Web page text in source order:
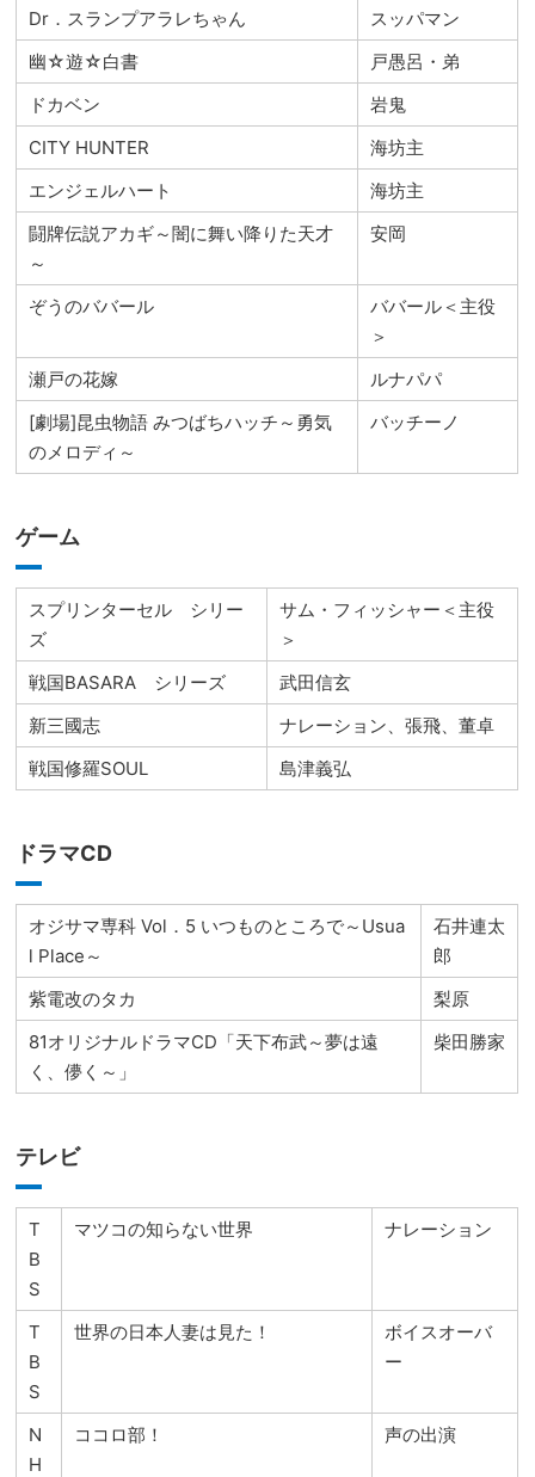
Dr．スランプアラレちゃん
スッパマン
幽☆遊☆白書
戸愚呂・弟
ドカベン
岩鬼
CITY HUNTER
海坊主
エンジェルハート
海坊主
闘牌伝説アカギ～闇に舞い降りた天才
～
安岡
ぞうのババール
ババール＜主役
＞
瀬戸の花嫁
ルナパパ
[劇場]昆虫物語 みつばちハッチ～勇気
のメロディ～
バッチーノ
ゲーム
スプリンターセル シリー
ズ
サム・フィッシャー＜主役
＞
戦国BASARA シリーズ
武田信玄
新三國志
ナレーション、張飛、董卓
戦国修羅SOUL
島津義弘
ドラマCD
オジサマ専科 Vol．5 いつものところで～Usua
l Place～
石井連太
郎
紫電改のタカ
梨原
81オリジナルドラマCD「天下布武～夢は遠
く、儚く～」
柴田勝家
テレビ
T
B
S
マツコの知らない世界 ナレーション
T
B
S
世界の日本人妻は見た！
ボイスオーバ
ー
N
H
ココロ部！ 声の出演